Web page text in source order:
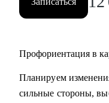
• Студентам
технических
Digital, Образование);
• Middle и C-level
Профориентация в
Планируем
сильные стороны,